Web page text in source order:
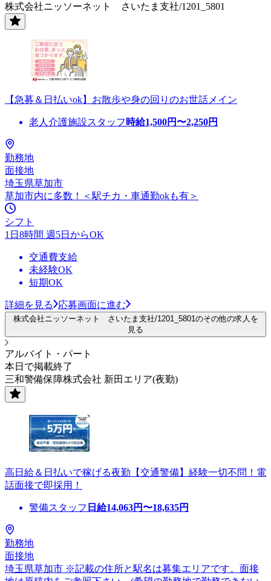
株式会社ニッソーネット さいたま支社/1201_5801
【急募＆日払いok】お散歩や身の回りのお世話メイン
老人介護施設スタッフ 時給1,500円〜2,250円
勤務地
面接地
埼玉県草加市
草加市内に多数！＜駅チカ・車通勤okも有＞
シフト
1日8時間 週5日からOK
交通費支給
未経験OK
短期OK
詳細を見る 応募画面に進む
株式会社ニッソーネット さいたま支社/1201_5801のその他の求人を
見る
アルバイト・パート
本日で掲載終了
三和警備保障株式会社 新田エリア(夜勤)
高日給＆日払いで稼げる夜勤【交通警備】経験一切不問！電
話面接で即採用！
警備スタッフ 日給14,063円〜18,635円
勤務地
面接地
埼玉県草加市 ※記載の住所と駅名は募集エリアです。面接